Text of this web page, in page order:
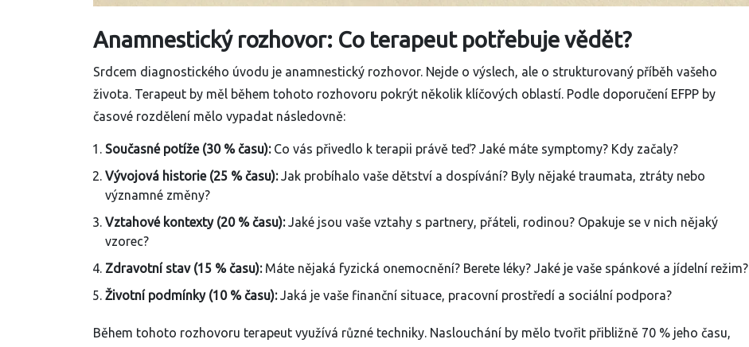
Anamnestický rozhovor: Co terapeut potřebuje vědět?
Srdcem diagnostického úvodu je anamnestický rozhovor. Nejde o výslech, ale o strukturovaný příběh vašeho
života. Terapeut by měl během tohoto rozhovoru pokrýt několik klíčových oblastí. Podle doporučení EFPP by
časové rozdělení mělo vypadat následovně:
Současné potíže (30 % času):Co vás přivedlo k terapii právě teď? Jaké máte symptomy? Kdy začaly?
Vývojová historie (25 % času):Jak probíhalo vaše dětství a dospívání? Byly nějaké traumata, ztráty nebo
významné změny?
Vztahové kontexty (20 % času):Jaké jsou vaše vztahy s partnery, přáteli, rodinou? Opakuje se v nich nějaký
vzorec?
Zdravotní stav (15 % času):Máte nějaká fyzická onemocnění? Berete léky? Jaké je vaše spánkové a jídelní režim?
Životní podmínky (10 % času):Jaká je vaše finanční situace, pracovní prostředí a sociální podpora?
Během tohoto rozhovoru terapeut využívá různé techniky. Naslouchání by mělo tvořit přibližně 70 % jeho času,